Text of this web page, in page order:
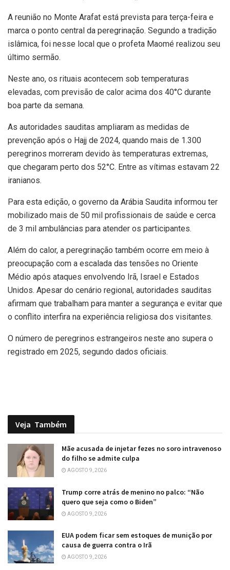
A reunião no Monte Arafat está prevista para terça-feira e
marca o ponto central da peregrinação. Segundo a tradição
islâmica, foi nesse local que o profeta Maomé realizou seu
último sermão.
Neste ano, os rituais acontecem sob temperaturas
elevadas, com previsão de calor acima dos 40°C durante
boa parte da semana.
As autoridades sauditas ampliaram as medidas de
prevenção após o Hajj de 2024, quando mais de 1.300
peregrinos morreram devido às temperaturas extremas,
que chegaram perto dos 52°C. Entre as vítimas estavam 22
iranianos.
Para esta edição, o governo da Arábia Saudita informou ter
mobilizado mais de 50 mil profissionais de saúde e cerca
de 3 mil ambulâncias para atender os participantes.
Além do calor, a peregrinação também ocorre em meio à
preocupação com a escalada das tensões no Oriente
Médio após ataques envolvendo Irã, Israel e Estados
Unidos. Apesar do cenário regional, autoridades sauditas
afirmam que trabalham para manter a segurança e evitar que
o conflito interfira na experiência religiosa dos visitantes.
O número de peregrinos estrangeiros neste ano supera o
registrado em 2025, segundo dados oficiais.
Veja Também
Mãe acusada de injetar fezes no soro intravenoso
do filho se admite culpa
AGOSTO 9, 2026
Trump corre atrás de menino no palco: “Não
quero que seja como o Biden”
AGOSTO 9, 2026
EUA podem ficar sem estoques de munição por
causa de guerra contra o Irã
AGOSTO 9, 2026